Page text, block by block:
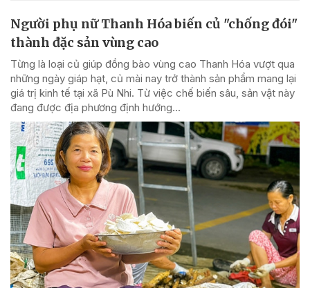
Người phụ nữ Thanh Hóa biến củ "chống đói"
thành đặc sản vùng cao
Từng là loại củ giúp đồng bào vùng cao Thanh Hóa vượt qua
những ngày giáp hạt, củ mài nay trở thành sản phẩm mang lại
giá trị kinh tế tại xã Pù Nhi. Từ việc chế biến sâu, sản vật này
đang được địa phương định hướng...